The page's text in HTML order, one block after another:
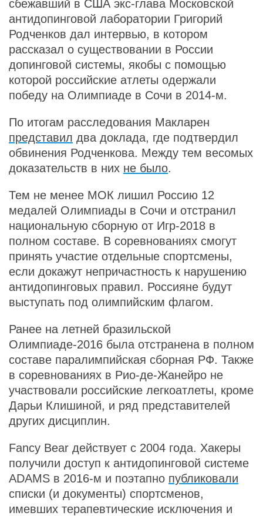
сбежавший в США экс-глава Московской
антидопинговой лаборатории Григорий
Родченков дал интервью, в котором
рассказал о существовании в России
допинговой системы, якобы с помощью
которой российские атлеты одержали
победу на Олимпиаде в Сочи в 2014-м.
По итогам расследования Макларен
представил два доклада, где подтвердил
обвинения Родченкова. Между тем весомых
доказательств в них не было.
Тем не менее МОК лишил Россию 12
медалей Олимпиады в Сочи и отстранил
национальную сборную от Игр-2018 в
полном составе. В соревнованиях смогут
принять участие отдельные спортсмены,
если докажут непричастность к нарушению
антидопинговых правил. Россияне будут
выступать под олимпийским флагом.
Ранее на летней бразильской
Олимпиаде-2016 была отстранена в полном
составе паралимпийская сборная РФ. Также
в соревнованиях в Рио-де-Жанейро не
участвовали российские легкоатлеты, кроме
Дарьи Клишиной, и ряд представителей
других дисциплин.
Fancy Bear действует с 2004 года. Хакеры
получили доступ к антидопинговой системе
ADAMS в 2016-м и поэтапно публиковали
списки (и документы) спортсменов,
имевших терапевтические исключения и